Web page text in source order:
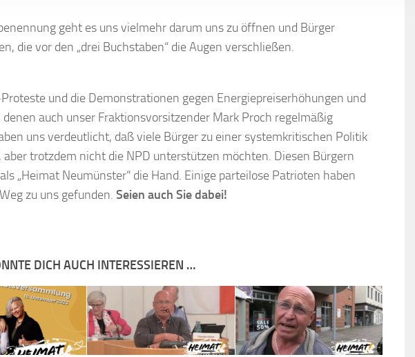
geht es uns vielmehr darum uns zu öffnen und Bürger
die vor den „drei Buchstaben“ die Augen verschließen.
und die Demonstrationen gegen Energiepreiserhöhungen und
auch unser Fraktionsvorsitzender Mark Proch regelmäßig
uns verdeutlicht, daß viele Bürger zu einer systemkritischen Politik
aber trotzdem nicht die NPD unterstützen möchten. Diesen Bürgern
„Heimat Neumünster“ die Hand. Einige parteilose Patrioten haben
zu uns gefunden. Seien auch Sie dabei!
DICH AUCH INTERESSIEREN …